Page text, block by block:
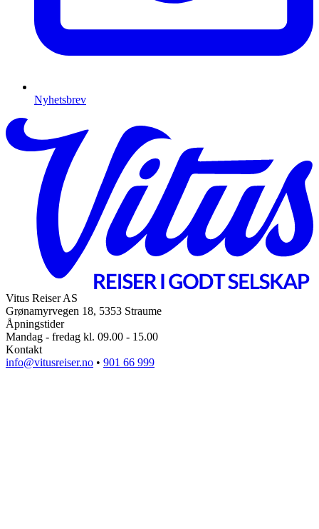
Nyhetsbrev
Vitus Reiser AS
Grønamyrvegen 18, 5353 Straume
Åpningstider
Mandag - fredag kl. 09.00 - 15.00
Kontakt
info@vitusreiser.no • 901 66 999